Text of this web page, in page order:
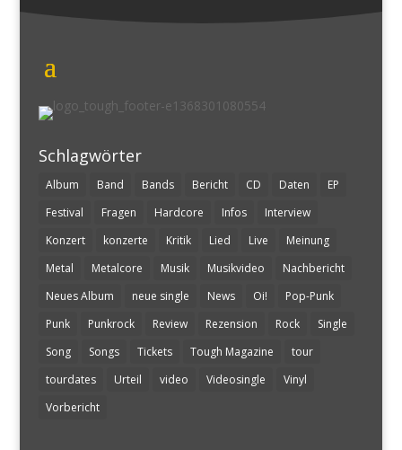
Schlagwörter
Album Band Bands Bericht CD Daten
EP
Festival
Fragen Hardcore Infos
Interview
Konzert
konzerte Kritik Lied Live
Meinung
Metal
Metalcore Musik Musikvideo
Nachbericht
Neues Album
neue single News Oi!
Pop-Punk
Punk
Punkrock Review Rezension Rock
Single
Song
Songs Tickets Tough Magazine
tour
tourdates
Urteil video Videosingle
Vinyl
Vorbericht